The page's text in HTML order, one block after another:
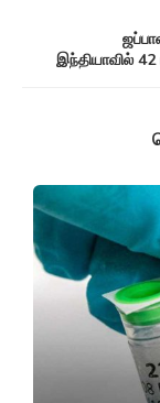
இந்தியாவில்